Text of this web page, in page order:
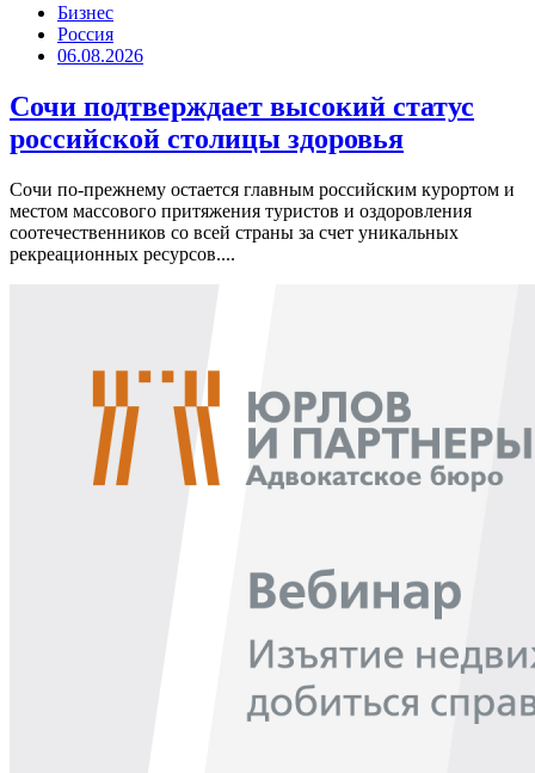
Бизнес
Россия
06.08.2026
Сочи подтверждает высокий статус
российской столицы здоровья
Сочи по-прежнему остается главным российским курортом и
местом массового притяжения туристов и оздоровления
соотечественников со всей страны за счет уникальных
рекреационных ресурсов....